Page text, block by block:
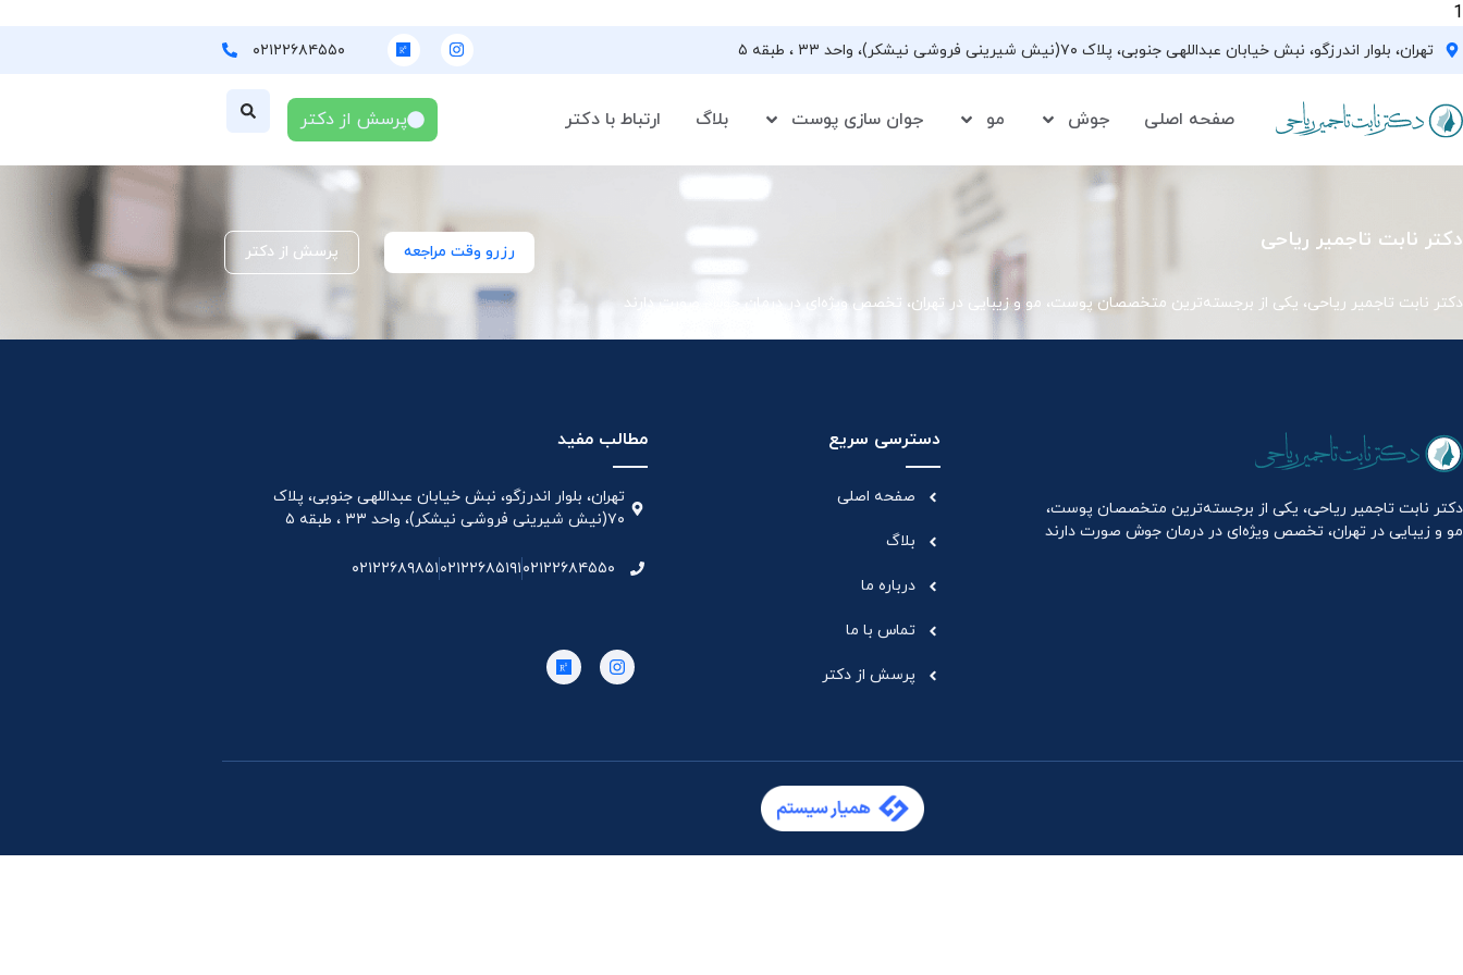
1
تهران، بلوار اندرزگو، نبش خیابان عبداللهی جنوبی، پلاک ۷۰(نیش شیرینی فروشی نیشکر)، واحد ۳۳ ، طبقه ۵ ۰۲۱۲۲۶۸۴۵۵۰
صفحه اصلی جوش مو جوان سازی پوست بلاگ ارتباط با دکتر پرسش از دکتر
دکتر نابت تاجمیر ریاحی
دکتر نابت تاجمیر ریاحی، یکی از برجسته‌ترین متخصصان پوست، مو و زیبایی در تهران، تخصص ویژه‌ای در درمان جوش صورت دارند
رزرو وقت مراجعه پرسش از دکتر
دکتر نابت تاجمیر ریاحی، یکی از برجسته‌ترین متخصصان پوست،
مو و زیبایی در تهران، تخصص ویژه‌ای در درمان جوش صورت دارند
دسترسی سریع
صفحه اصلی
بلاگ
درباره ما
تماس با ما
پرسش از دکتر
مطالب مفید
تهران، بلوار اندرزگو، نبش خیابان عبداللهی جنوبی، پلاک
۷۰(نیش شیرینی فروشی نیشکر)، واحد ۳۳ ، طبقه ۵
۰۲۱۲۲۶۸۴۵۵۰۰۲۱۲۲۶۸۵۱۹۱۰۲۱۲۲۶۸۹۸۵۱